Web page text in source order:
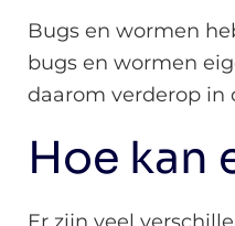
Bugs en wormen
bugs en wormen
daarom verderop in
Hoe kan